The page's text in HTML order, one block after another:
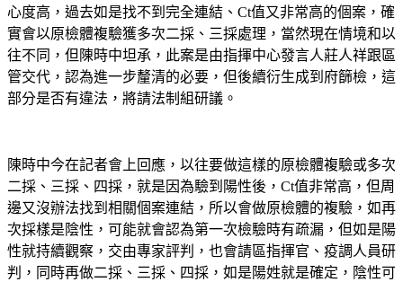
心度高，過去如是找不到完全連結、Ct值又非常高的個案，確
實會以原檢體複驗獲多次二採、三採處理，當然現在情境和以
往不同，但陳時中坦承，此案是由指揮中心發言人莊人祥跟區
管交代，認為進一步釐清的必要，但後續衍生成到府篩檢，這
部分是否有違法，將請法制組研議。
陳時中今在記者會上回應，以往要做這樣的原檢體複驗或多次
二採、三採、四採，就是因為驗到陽性後，Ct值非常高，但周
邊又沒辦法找到相關個案連結，所以會做原檢體的複驗，如再
次採樣是陰性，可能就會認為第一次檢驗時有疏漏，但如是陽
性就持續觀察，交由專家評判，也會請區指揮官、疫調人員研
判，同時再做二採、三採、四採，如是陽姓就是確定，陰性可